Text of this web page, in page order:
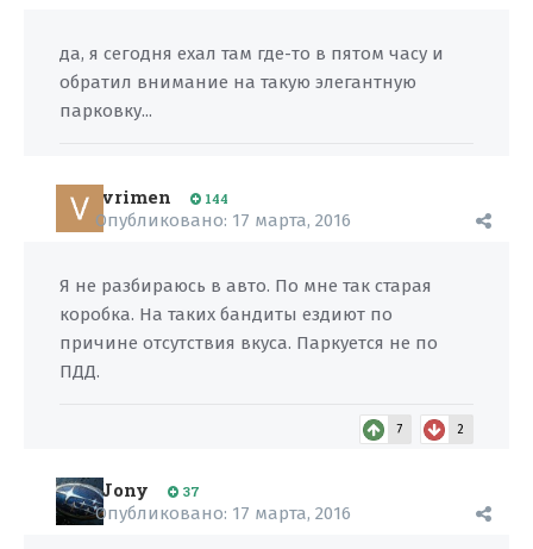
да, я сегодня ехал там где-то в пятом часу и
обратил внимание на такую элегантную
парковку...
vrimen 144
Опубликовано: 17 марта, 2016
Я не разбираюсь в авто. По мне так старая
коробка. На таких бандиты ездиют по
причине отсутствия вкуса. Паркуется не по
ПДД.
7 2
Jony 37
Опубликовано: 17 марта, 2016